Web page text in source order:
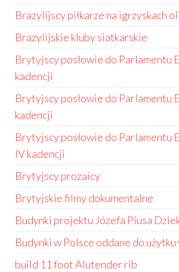
Brazylijscy piłkarze na igrzyskach
Brazylijskie kluby siatkarskie
Brytyjscy posłowie do Parlamentu
kadencji
Brytyjscy posłowie do Parlamentu
kadencji
Brytyjscy posłowie do Parlamentu
IV kadencji
Brytyjscy prozaicy
Brytyjskie filmy dokumentalne
Budynki projektu Józefa Piusa
Budynki w Polsce oddane do użytku
build 11 foot Alutender rib